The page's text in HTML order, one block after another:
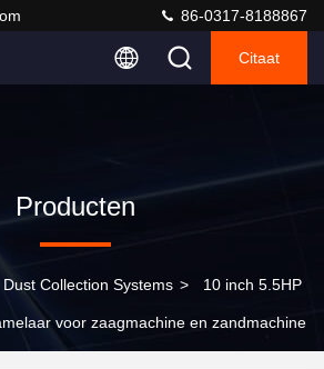
86-0317-8188867
Citaat
Producten
Dust Collection Systems > 10 inch 5.5HP
voor zaagmachine en zandmachine